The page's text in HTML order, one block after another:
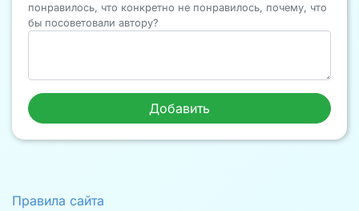
понравилось, что конкретно не понравилось, почему, что
бы посоветовали автору?
Правила сайта